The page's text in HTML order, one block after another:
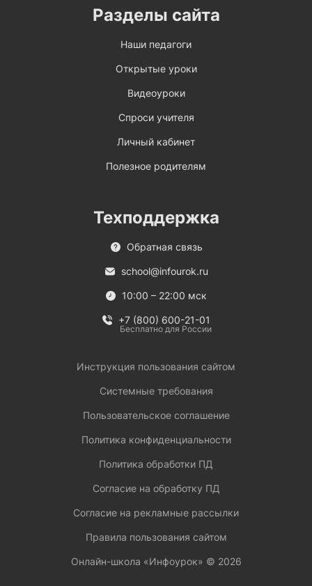
Разделы сайта
Наши педагоги
Открытые уроки
Видеоуроки
Спроси учителя
Личный кабинет
Полезное родителям
Техподдержка
Обратная связь
school@infourok.ru
10:00 – 22:00 мск
+7 (800) 600-21-01
Бесплатно для России
Инструкция пользования сайтом
Системные требования
Пользовательское соглашение
Политика конфиденциальности
Политика обработки ПД
Согласие на обработку ПД
Согласие на рекламные рассылки
Правила пользования сайтом
Онлайн-школа «Инфоурок» © 2026